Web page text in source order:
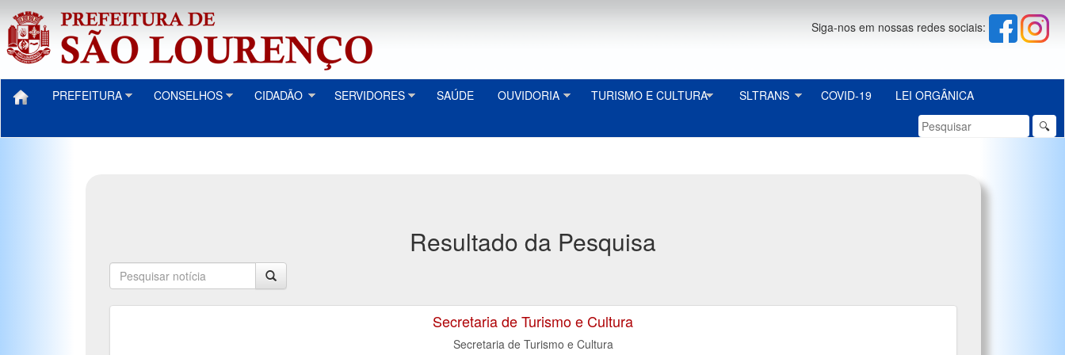
Siga-nos em nossas redes sociais:
PREFEITURA CONSELHOS CIDADÃO SERVIDORES SAÚDE OUVIDORIA TURISMO E CULTURA SLTRANS COVID-19
LEI ORGÂNICA
🔍
Resultado da Pesquisa
Secretaria de Turismo e Cultura
Secretaria de Turismo e Cultura